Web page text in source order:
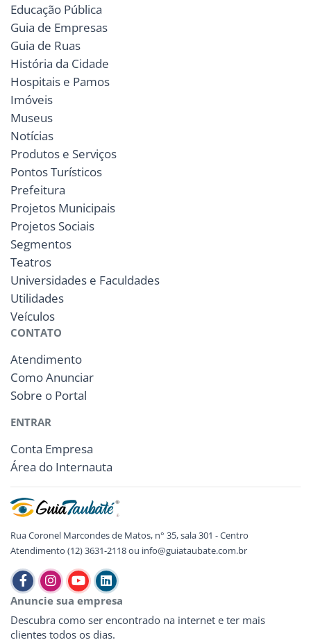
Educação Pública
Guia de Empresas
Guia de Ruas
História da Cidade
Hospitais e Pamos
Imóveis
Museus
Notícias
Produtos e Serviços
Pontos Turísticos
Prefeitura
Projetos Municipais
Projetos Sociais
Segmentos
Teatros
Universidades e Faculdades
Utilidades
Veículos
CONTATO
Atendimento
Como Anunciar
Sobre o Portal
ENTRAR
Conta Empresa
Área do Internauta
Rua Coronel Marcondes de Matos, n° 35, sala 301 - Centro
Atendimento (12) 3631-2118 ou info@guiataubate.com.br
Anuncie sua empresa
Descubra como ser encontrado na internet e ter mais
clientes todos os dias.